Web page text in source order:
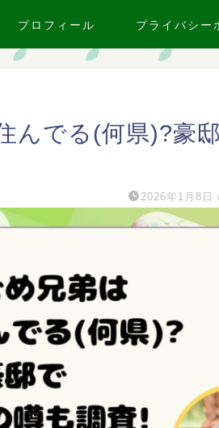
プロフィール プライバシー
んでる(何県)?豪
2026年1月8日